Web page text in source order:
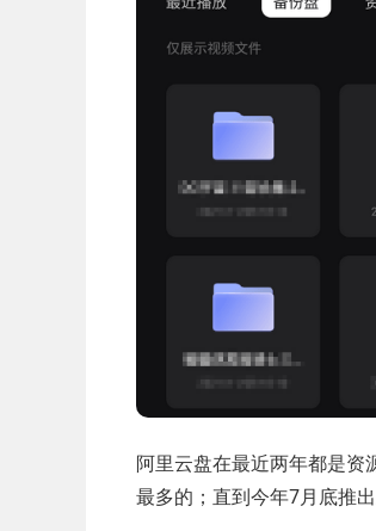
阿里云盘在最近两年都是资
最多的；直到今年7月底推